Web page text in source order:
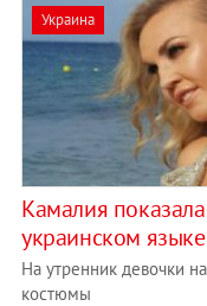
Украина
Камалия
украинском языке
На утренник девочки
костюмы